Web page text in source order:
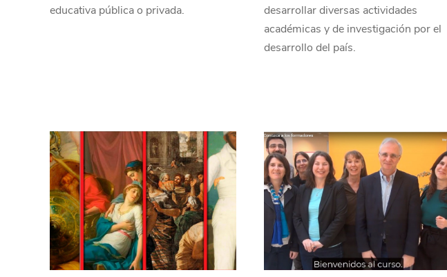
educativa pública o privada.
desarrollar diversas actividades
académicas y de investigación por el
desarrollo del país.